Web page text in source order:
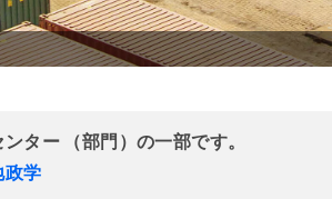
ター （部門）の一部です。
政学